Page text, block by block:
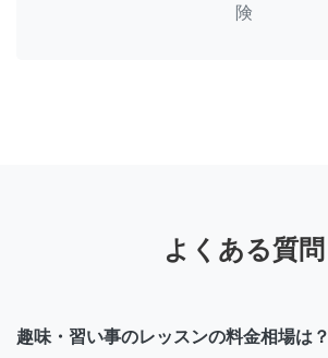
険
よくある質問
趣味・習い事のレッスンの料金相場は？